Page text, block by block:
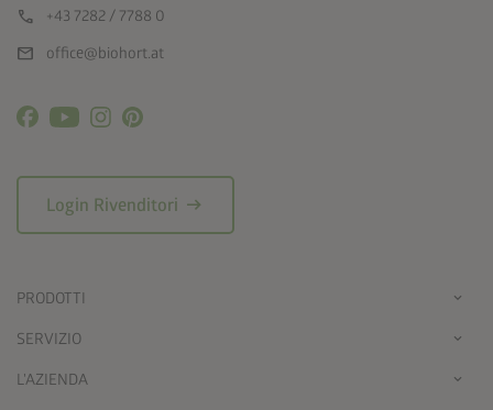
call +43 7282 / 7788 0
mail office@biohort.at
Login Rivenditori arrow_right_alt
PRODOTTI
SERVIZIO
L'AZIENDA